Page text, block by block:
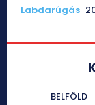
Labdarúgás
BELFÖLD